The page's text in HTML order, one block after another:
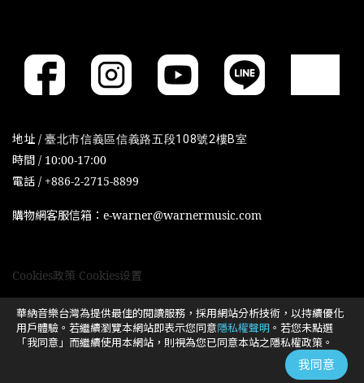
地址 / 臺北市信義區信義路五段108號2樓B室
時間 / 10:00-17:00
電話 / +886-2-2715-8899
購物網客服信箱：e-warner@warnermusic.com
Cookies政策 Cookies设置
華納音樂台灣為提供最佳的閱讀服務，採用網站分析技術，以持續優化
用戶體驗。若繼續瀏覽本網站即表示您同意隱私權聲明 。若您未點選
「我同意」而繼續使用本網站，則視為您已同意本站之隱私權政策。
我同意